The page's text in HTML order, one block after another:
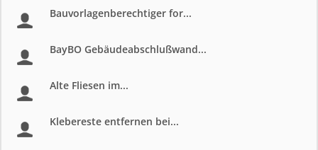
Bauvorlagenberechtiger for...
BayBO Gebäudeabschlußwand...
Alte Fliesen im...
Klebereste entfernen bei...